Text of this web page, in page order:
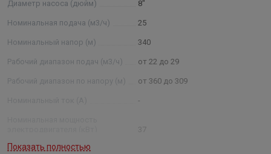
обозначения: 2ЭЦВ 8- 40-120 нрк; 2 –
модернизированный тип агрегата ЭЦВ —тип агрегата; 8
— условный диаметр насоса в дюймах ; 40 —
номинальная подача, м3 /ч: 120 —номинальный напор в
метрах водяного столба, нрк — нержавеющие рабочие
колеса, нро — нержавеющие рабочие органы (рабочие
Диаметр насоса (дюйм) 8"
Номинальная подача (м3/ч) 25
Номинальный напор (м) 340
Рабочий диапазон подач (м3/ч) от 22 до 29
Рабочий диапазон по напору (м) от 360 до 309
-
37
Условный диаметр насоса
Показать полностью